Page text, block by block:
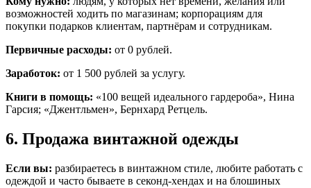
возможностей ходить по магазинам; корпорациям для
покупки подарков клиентам, партнёрам и сотрудникам.
Первичные расходы: от 0 рублей.
Заработок: от 1 500 рублей за услугу.
Книги в помощь: «100 вещей идеального гардероба», Нина
Гарсия; «Джентльмен», Бернхард Ретцель.
6. Продажа винтажной одежды
Если вы: разбираетесь в винтажном стиле, любите работать с
одеждой и часто бываете в секонд-хендах и на блошиных